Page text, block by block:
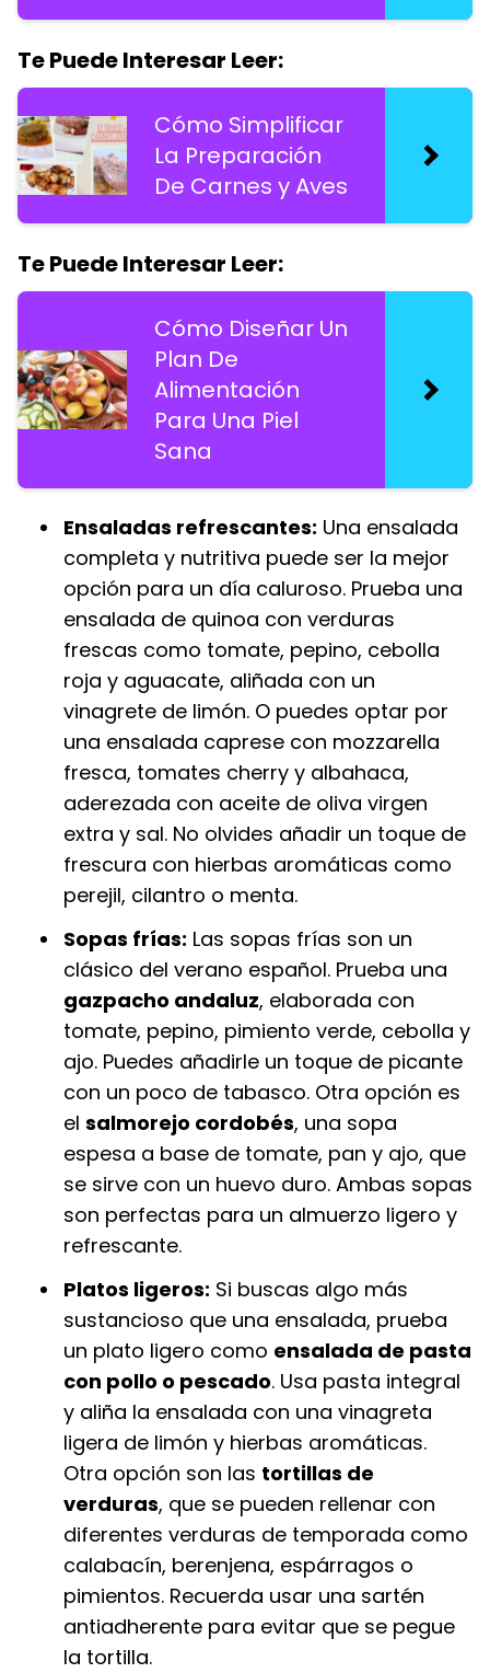
Te Puede Interesar Leer:
Cómo Simplificar
La Preparación
De Carnes y Aves
Te Puede Interesar Leer:
Cómo Diseñar Un
Plan De
Alimentación
Para Una Piel
Sana
Ensaladas refrescantes: Una ensalada
completa y nutritiva puede ser la mejor
opción para un día caluroso. Prueba una
ensalada de quinoa con verduras
frescas como tomate, pepino, cebolla
roja y aguacate, aliñada con un
vinagrete de limón. O puedes optar por
una ensalada caprese con mozzarella
fresca, tomates cherry y albahaca,
aderezada con aceite de oliva virgen
extra y sal. No olvides añadir un toque de
frescura con hierbas aromáticas como
perejil, cilantro o menta.
Sopas frías: Las sopas frías son un
clásico del verano español. Prueba una
gazpacho andaluz, elaborada con
tomate, pepino, pimiento verde, cebolla y
ajo. Puedes añadirle un toque de picante
con un poco de tabasco. Otra opción es
el salmorejo cordobés, una sopa
espesa a base de tomate, pan y ajo, que
se sirve con un huevo duro. Ambas sopas
son perfectas para un almuerzo ligero y
refrescante.
Platos ligeros: Si buscas algo más
sustancioso que una ensalada, prueba
un plato ligero como ensalada de pasta
con pollo o pescado. Usa pasta integral
y aliña la ensalada con una vinagreta
ligera de limón y hierbas aromáticas.
Otra opción son las tortillas de
verduras, que se pueden rellenar con
diferentes verduras de temporada como
calabacín, berenjena, espárragos o
pimientos. Recuerda usar una sartén
antiadherente para evitar que se pegue
la tortilla.